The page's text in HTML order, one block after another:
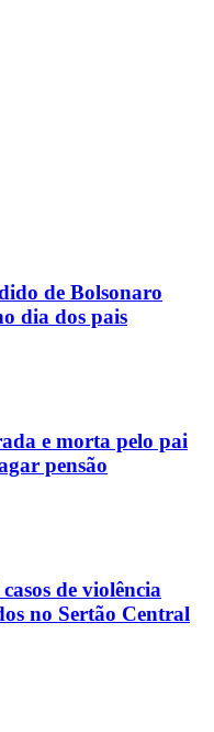
de Bolsonaro
dia dos pais
e morta pelo pai
pensão
de violência
no Sertão Central